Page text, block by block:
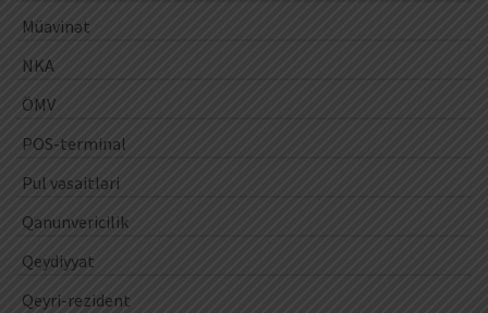
Müavinət
NKA
ÖMV
POS-terminal
Pul vəsaitləri
Qanunvericilik
Qeydiyyat
Qeyri-rezident